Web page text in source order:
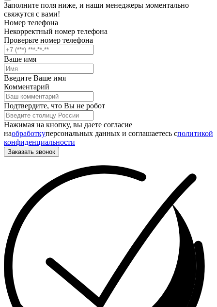
Заполните поля ниже, и наши менеджеры моментально
свяжутся с вами!
Номер телефона
Некорректный номер телефона
Проверьте номер телефона
Ваше имя
Введите Ваше имя
Комментарий
Подтвердите, что Вы не робот
Нажимая на кнопку, вы даете согласие
наобработкуперсональных данных и соглашаетесь cполитикой
конфиденциальности
Заказать звонок